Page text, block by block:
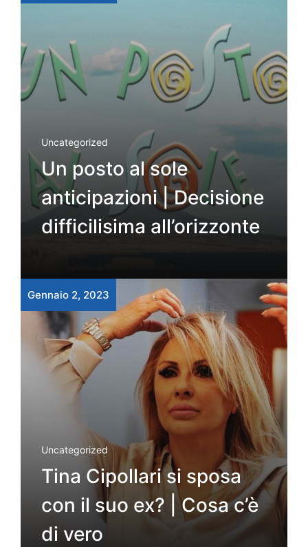
Uncategorized
Un posto al sole
anticipazioni | Decisione
difficilisima all’orizzonte
Gennaio 2, 2023
Uncategorized
Tina Cipollari si sposa
con il suo ex? | Cosa c’è
di vero